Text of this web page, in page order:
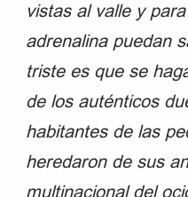
vistas al valle y
adrenalina puedan
triste es que se
de los auténticos
habitantes de las
heredaron de sus
multinacional del